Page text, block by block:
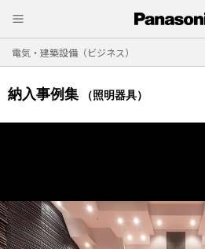
電気・建築設備（ビジネス）
納入事例集 （照明器具）